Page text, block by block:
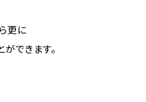
更に
できます。